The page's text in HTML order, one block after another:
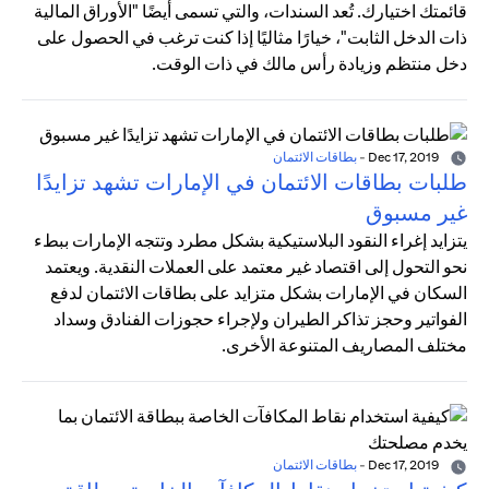
قائمتك اختيارك. تُعد السندات، والتي تسمى أيضًا "الأوراق المالية
ذات الدخل الثابت"، خيارًا مثاليًا إذا كنت ترغب في الحصول على
دخل منتظم وزيادة رأس مالك في ذات الوقت.
- بطاقات الائتمان
طلبات بطاقات الائتمان في الإمارات تشهد تزايدًا
غير مسبوق
يتزايد إغراء النقود البلاستيكية بشكل مطرد وتتجه الإمارات ببطء
نحو التحول إلى اقتصاد غير معتمد على العملات النقدية. ويعتمد
السكان في الإمارات بشكل متزايد على بطاقات الائتمان لدفع
الفواتير وحجز تذاكر الطيران ولإجراء حجوزات الفنادق وسداد
مختلف المصاريف المتنوعة الأخرى.
- بطاقات الائتمان